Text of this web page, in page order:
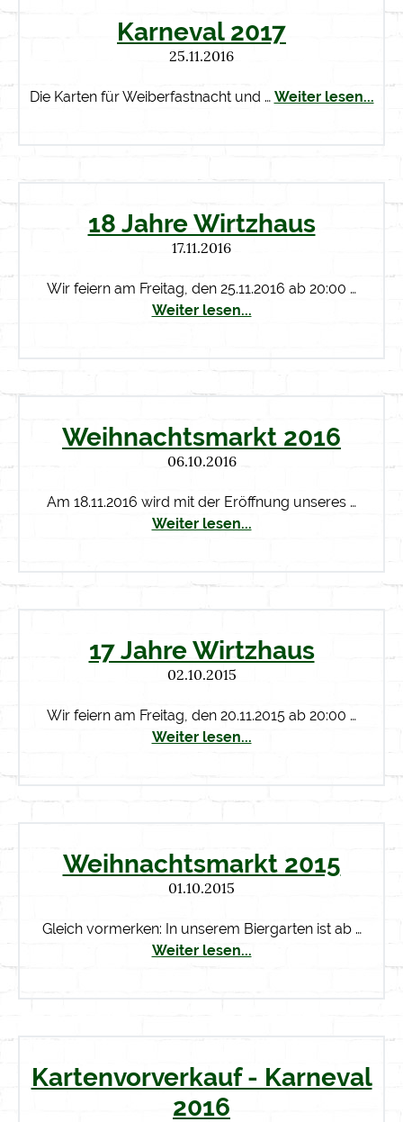
Karneval 2017
25.11.2016
Die Karten für Weiberfastnacht und … Weiter lesen...
18 Jahre Wirtzhaus
17.11.2016
Wir feiern am Freitag, den 25.11.2016 ab 20:00 …
Weiter lesen...
Weihnachtsmarkt 2016
06.10.2016
Am 18.11.2016 wird mit der Eröffnung unseres …
Weiter lesen...
17 Jahre Wirtzhaus
02.10.2015
Wir feiern am Freitag, den 20.11.2015 ab 20:00 …
Weiter lesen...
Weihnachtsmarkt 2015
01.10.2015
Gleich vormerken: In unserem Biergarten ist ab …
Weiter lesen...
Kartenvorverkauf - Karneval
2016